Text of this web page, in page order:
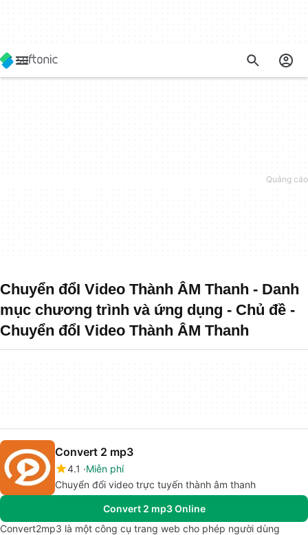
Chuyển đổI Video Thành ÂM Thanh - Danh
mục chương trình và ứng dụng - Chủ đề -
Chuyển đổI Video Thành ÂM Thanh
Convert 2 mp3
4.1
Miễn phí
Chuyển đổi video trực tuyến thành âm thanh
Convert 2 mp3 Online
Convert2mp3 là một công cụ trang web cho phép người dùng